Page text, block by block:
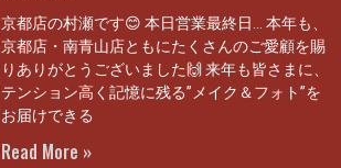
京都店の村瀬です😊 本日営業最終日… 本年も、
京都店・南青山店ともにたくさんのご愛顧を賜
りありがとうございました🙌 来年も皆さまに、
テンション高く記憶に残る”メイク＆フォト”を
お届けできる
Read More »